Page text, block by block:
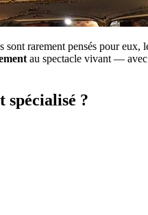
rarement pensés pour eux,
au spectacle vivant —
spécialisé ?